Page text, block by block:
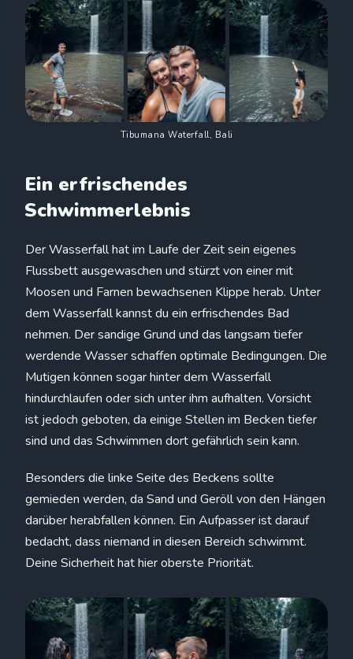
Tibumana Waterfall, Bali
Ein erfrischendes
Schwimmerlebnis
Der Wasserfall hat im Laufe der Zeit sein eigenes
Flussbett ausgewaschen und stürzt von einer mit
Moosen und Farnen bewachsenen Klippe herab. Unter
dem Wasserfall kannst du ein erfrischendes Bad
nehmen. Der sandige Grund und das langsam tiefer
werdende Wasser schaffen optimale Bedingungen. Die
Mutigen können sogar hinter dem Wasserfall
hindurchlaufen oder sich unter ihm aufhalten. Vorsicht
ist jedoch geboten, da einige Stellen im Becken tiefer
sind und das Schwimmen dort gefährlich sein kann.
Besonders die linke Seite des Beckens sollte
gemieden werden, da Sand und Geröll von den Hängen
darüber herabfallen können. Ein Aufpasser ist darauf
bedacht, dass niemand in diesen Bereich schwimmt.
Deine Sicherheit hat hier oberste Priorität.